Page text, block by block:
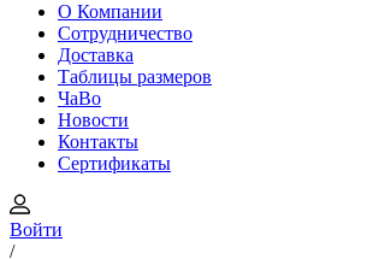
О Компании
Сотрудничество
Доставка
Таблицы размеров
ЧаВо
Новости
Контакты
Сертификаты
Войти
/